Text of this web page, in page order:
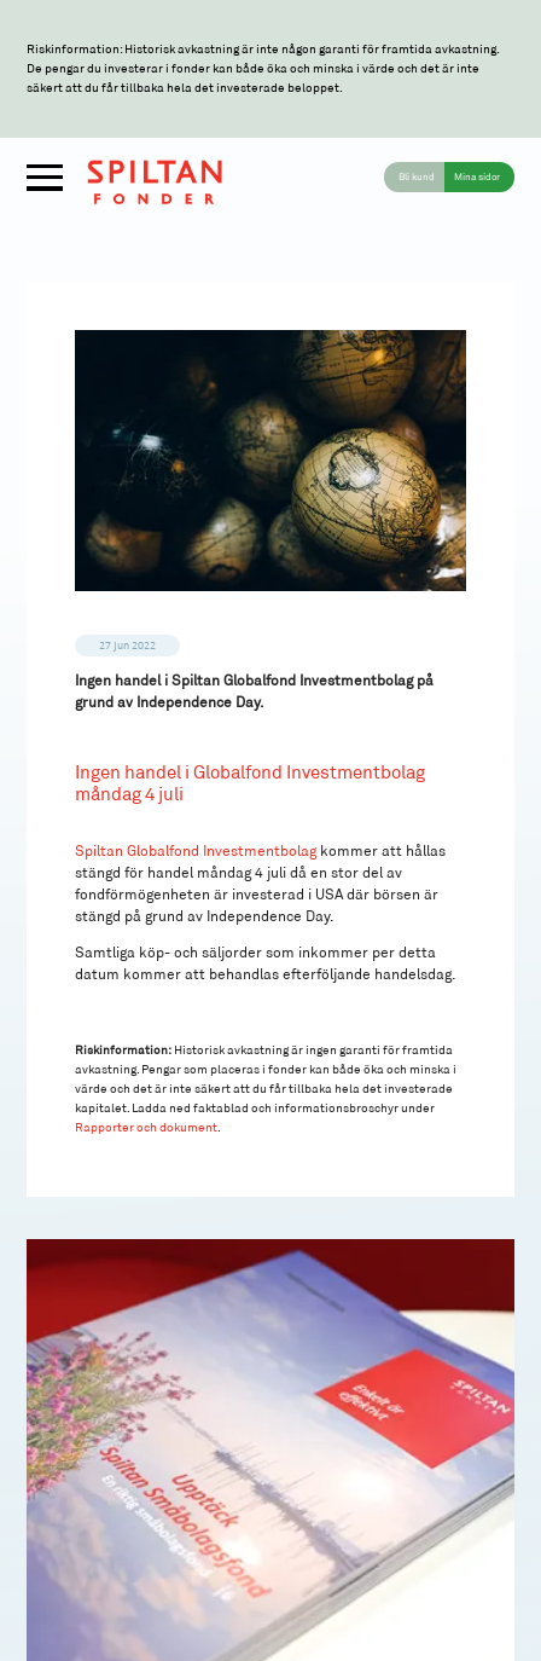
Riskinformation: Historisk avkastning är inte någon garanti för framtida avkastning.
De pengar du investerar i fonder kan både öka och minska i värde och det är inte
säkert att du får tillbaka hela det investerade beloppet.
Bli kund Mina sidor
27 jun 2022
Ingen handel i Spiltan Globalfond Investmentbolag på
grund av Independence Day.
Ingen handel i Globalfond Investmentbolag
måndag 4 juli
Spiltan Globalfond Investmentbolagkommer att hållas
stängd för handel måndag 4 juli då en stor del av
fondförmögenheten är investerad i USA där börsen är
stängd på grund av Independence Day.
Samtliga köp- och säljorder som inkommer per detta
datum kommer att behandlas efterföljande handelsdag.
Riskinformation: Historisk avkastning är ingen garanti för framtida
avkastning. Pengar som placeras i fonder kan både öka och minska i
värde och det är inte säkert att du får tillbaka hela det investerade
kapitalet. Ladda ned faktablad och informationsbroschyr under
Rapporter och dokument